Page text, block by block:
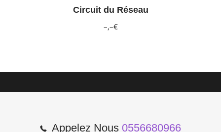
Circuit du Réseau
–,–€
Appelez Nous 0556680966